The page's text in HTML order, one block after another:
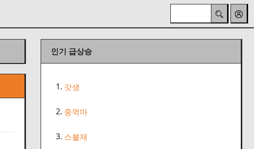
인기 급상승
1. 갓생
2. 중꺽마
3. 스블재